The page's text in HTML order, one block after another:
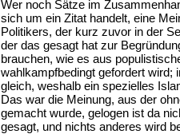
Wer noch Sätze im
sich um ein Zitat handelt, eine
Politikers, der kurz zuvor in der
der das gesagt hat zur
brauchen, wie es aus
wahlkampfbedingt gefordert wird;
gleich, weshalb ein spezielles
Das war die Meinung, aus der
gemacht wurde, gelogen ist da
gesagt, und nichts anderes wird